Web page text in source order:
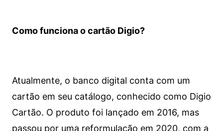
Como funciona o cartão Digio?
Atualmente, o banco digital conta com um
cartão em seu catálogo, conhecido como Digio
Cartão. O produto foi lançado em 2016, mas
passou por uma reformulação em 2020, com a